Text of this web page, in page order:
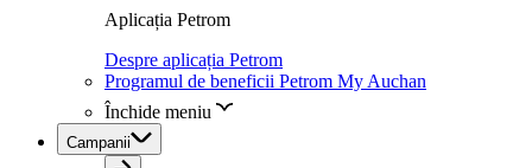
Aplicația Petrom
Despre aplicația Petrom
Programul de beneficii Petrom My Auchan
Închide meniu
Campanii